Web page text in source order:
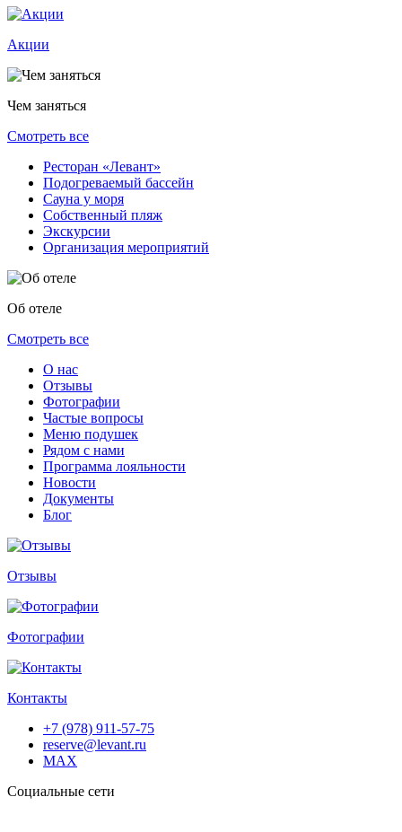
Акции
Чем заняться
Смотреть все
Ресторан «Левант»
Подогреваемый бассейн
Сауна у моря
Собственный пляж
Экскурсии
Организация мероприятий
Об отеле
Смотреть все
О нас
Отзывы
Фотографии
Частые вопросы
Меню подушек
Рядом с нами
Программа лояльности
Новости
Документы
Блог
Отзывы
Фотографии
Контакты
+7 (978) 911-57-75
reserve@levant.ru
MAX
Социальные сети